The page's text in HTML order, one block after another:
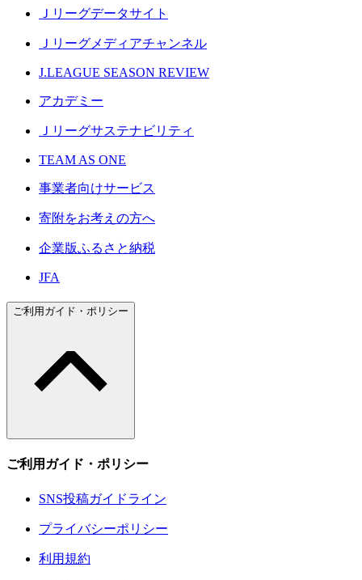
Ｊリーグデータサイト
Ｊリーグメディアチャンネル
J.LEAGUE SEASON REVIEW
アカデミー
Ｊリーグサステナビリティ
TEAM AS ONE
事業者向けサービス
寄附をお考えの方へ
企業版ふるさと納税
JFA
ご利用ガイド・ポリシー
ご利用ガイド・ポリシー
SNS投稿ガイドライン
プライバシーポリシー
利用規約